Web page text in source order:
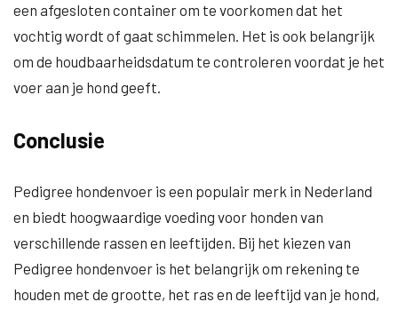
een afgesloten container om te voorkomen dat het
vochtig wordt of gaat schimmelen. Het is ook belangrijk
om de houdbaarheidsdatum te controleren voordat je het
voer aan je hond geeft.
Conclusie
Pedigree hondenvoer is een populair merk in Nederland
en biedt hoogwaardige voeding voor honden van
verschillende rassen en leeftijden. Bij het kiezen van
Pedigree hondenvoer is het belangrijk om rekening te
houden met de grootte, het ras en de leeftijd van je hond,